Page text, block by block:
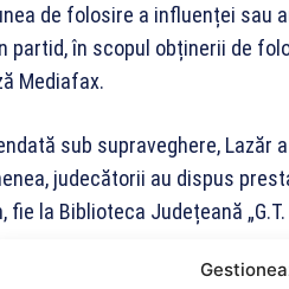
de folosire a influenței sau
în scopul obținerii de
Mediafax.
sub supraveghere, Lazăr
judecătorii au dispus
la Biblioteca Județeană „G.T.
măsurilor de